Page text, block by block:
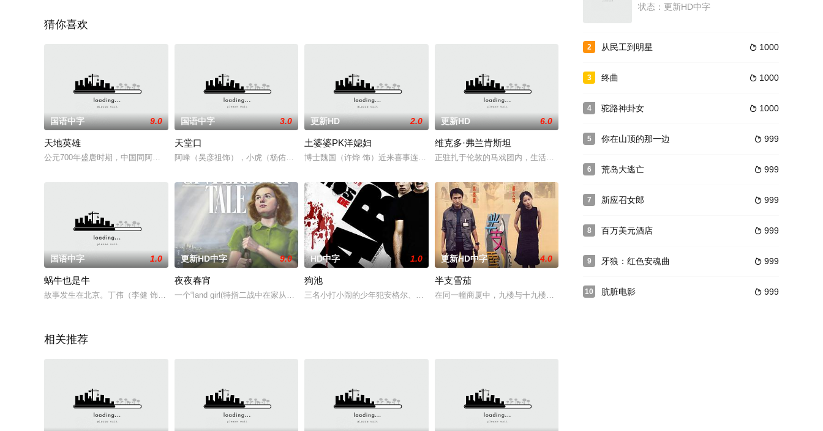
猜你喜欢
国语中字 9.0
天地英雄
公元700年盛唐时期，中国同阿拉伯及中东在经济、文化上有许多交流，西域的丝绸之路是相互来往的要道，为捍卫
国语中字 3.0
天堂口
阿峰（吴彦祖饰），小虎（杨佑宁饰）和大刚（刘烨饰）是在乡下从小一起长大的好兄弟，好朋友。大刚为了出人头地
更新HD 2.0
土婆婆PK洋媳妇
博士魏国（许烨 饰）近来喜事连连，洋妻爱玛（玛利娅 饰）出资成立科贸公司，而董事长就是夫君魏国，且爱玛既
更新HD 6.0
维克多·弗兰肯斯坦
正驻扎于伦敦的马戏团内，生活着自幼驼背的青年（丹尼尔·雷德克里夫 Daniel Radcliffe 饰）
国语中字 1.0
蜗牛也是牛
故事发生在北京。丁伟（李健 饰）与冯川（肖肖 饰）相爱三年，第一次被冯川领回家见丈母娘（王丽云 饰），当
更新HD中字 9.0
夜夜春宵
一个“land girl(特指二战中在家从事农活的妇女)”，一个美国军队征召人员，一个英国士兵，他们三个
HD中字 1.0
狗池
三名小打小闹的少年犯安格尔、戴维斯和布奇被关进一所惩教中心，负责他们的是一名外强中干的管理员，很快三名少
更新HD中字 4.0
半支雪茄
在同一幢商厦中，九楼与十九楼分别为两家互相竞争的广告公司。一日，九楼的一位老客户咬着半支雪茄踏进
相关推荐
状态：更新HD中字
2  1000
从民工到明星
3  1000
终曲
4  1000
驼路神卦女
5  999
你在山顶的那一边
6  999
荒岛大逃亡
7  999
新应召女郎
8  999
百万美元酒店
9  999
牙狼：红色安魂曲
10  999
肮脏电影